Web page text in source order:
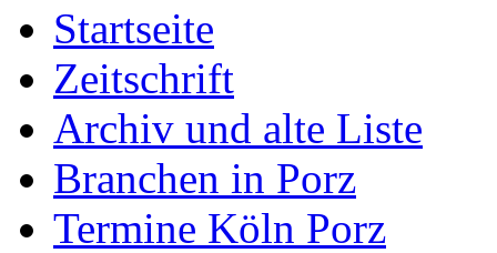
Startseite
Zeitschrift
Archiv und alte Liste
Branchen in Porz
Termine Köln Porz